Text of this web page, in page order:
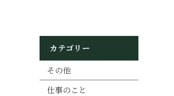
カテゴリー
その他
仕事のこと